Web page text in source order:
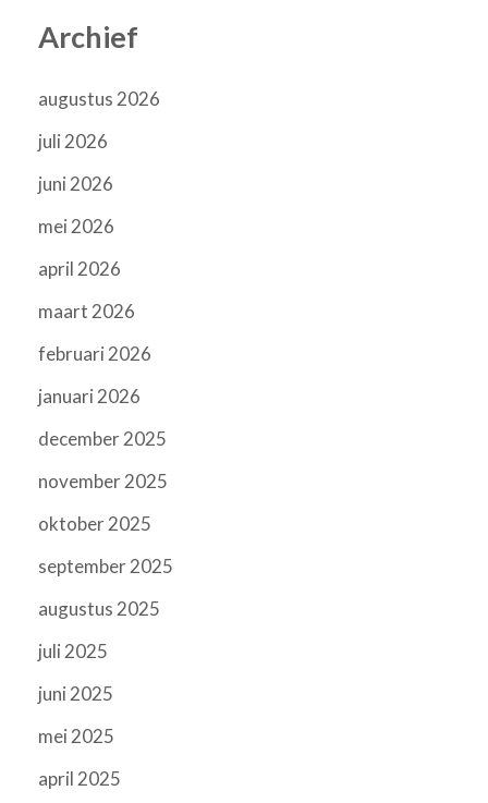
Archief
augustus 2026
juli 2026
juni 2026
mei 2026
april 2026
maart 2026
februari 2026
januari 2026
december 2025
november 2025
oktober 2025
september 2025
augustus 2025
juli 2025
juni 2025
mei 2025
april 2025